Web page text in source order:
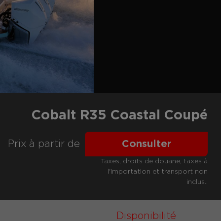
Cobalt R35 Coastal Coupé
Prix ​​à partir de Consulter
Taxes, droits de douane, taxes à
l'importation et transport non
inclus..
Disponibilité